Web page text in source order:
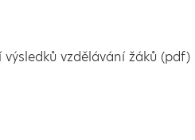
vzdělávání žáků (pdf)